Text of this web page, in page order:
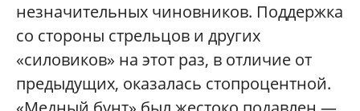
незначительных чиновников. Поддержка
со стороны стрельцов и других
«силовиков» на этот раз, в отличие от
предыдущих, оказалась стопроцентной.